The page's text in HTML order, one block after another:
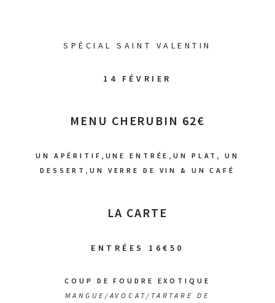
SPÉCIAL SAINT VALENTIN
14 FÉVRIER
MENU CHERUBIN 62€
UN APÉRITIF,UNE ENTRÉE,UN PLAT, UN
DESSERT,UN VERRE DE VIN & UN CAFÉ
LA CARTE
ENTRÉES 16€50
COUP DE FOUDRE EXOTIQUE
MANGUE/AVOCAT/TARTARE DE